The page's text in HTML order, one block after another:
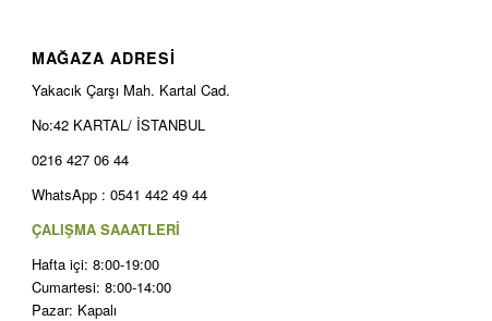
MAĞAZA ADRESİ
Yakacık Çarşı Mah. Kartal Cad.
No:42 KARTAL/ İSTANBUL
0216 427 06 44
WhatsApp : 0541 442 49 44
ÇALIŞMA SAAATLERİ
Hafta içi: 8:00-19:00
Cumartesi: 8:00-14:00
Pazar: Kapalı